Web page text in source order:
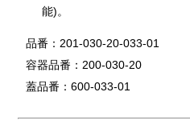
能)。
品番：201-030-20-033-01
容器品番：200-030-20
蓋品番：600-033-01